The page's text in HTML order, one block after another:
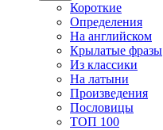
Короткие
Определения
На английском
Крылатые фразы
Из классики
На латыни
Произведения
Пословицы
ТОП 100